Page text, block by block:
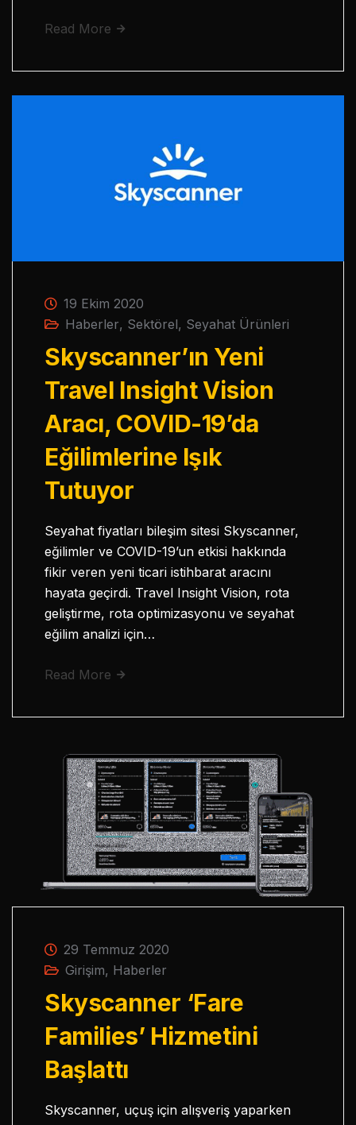
Read More
19 Ekim 2020
Haberler, Sektörel, Seyahat Ürünleri
Skyscanner’ın Yeni
Travel Insight Vision
Aracı, COVID-19’da
Eğilimlerine Işık
Tutuyor
Seyahat fiyatları bileşim sitesi Skyscanner,
eğilimler ve COVID-19’un etkisi hakkında
fikir veren yeni ticari istihbarat aracını
hayata geçirdi. Travel Insight Vision, rota
geliştirme, rota optimizasyonu ve seyahat
eğilim analizi için…
Read More
29 Temmuz 2020
Girişim, Haberler
Skyscanner ‘Fare
Families’ Hizmetini
Başlattı
Skyscanner, uçuş için alışveriş yaparken